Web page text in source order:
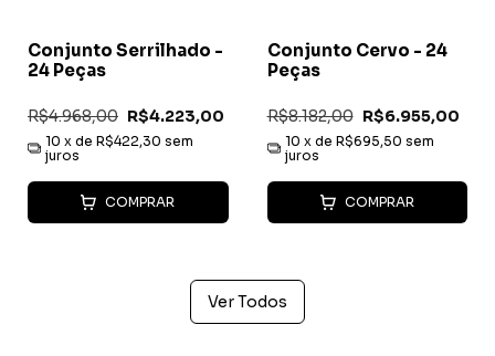
Conjunto Serrilhado -
24 Peças
R$4.968,00 R$4.223,00
10 x de R$422,30 sem
juros
COMPRAR
Conjunto Cervo - 24
Peças
R$8.182,00 R$6.955,00
10 x de R$695,50 sem
juros
COMPRAR
Ver Todos